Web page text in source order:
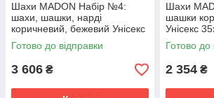
Шахи MADON Набір №4:
шахи, шашки, нарді
коричневий, бежевий Унісекс
41х41см MD141
Готово до відправки
3 606 ₴
Шахи
шашки
Унісекс
Готово до
2 354 ₴